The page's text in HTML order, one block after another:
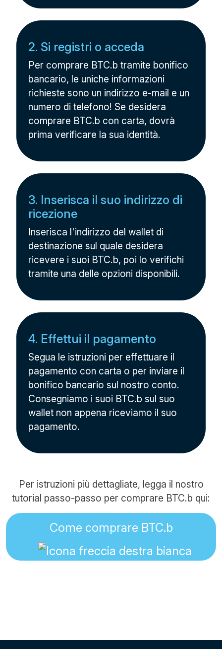
2. Si registri o acceda
Per comprare BTC.b tramite bonifico
bancario, le uniche informazioni
richieste sono un indirizzo e-mail e un
numero di telefono! Se desidera
comprare BTC.b con carta, dovrà
prima verificare la sua identità.
3. Inserisca il suo indirizzo di
ricezione
Inserisca l'indirizzo del wallet di
destinazione sul quale desidera
ricevere i suoi BTC.b, poi lo verifichi
tramite una delle opzioni disponibili.
4. Effettui il pagamento
Segua le istruzioni per effettuare il
pagamento con carta o per inviare il
bonifico bancario sul nostro conto.
Consegniamo i suoi BTC.b sul suo
wallet non appena riceviamo il suo
pagamento.
Per istruzioni più dettagliate, legga il nostro
tutorial passo-passo per comprare BTC.b qui:
Come comprare BTC.b